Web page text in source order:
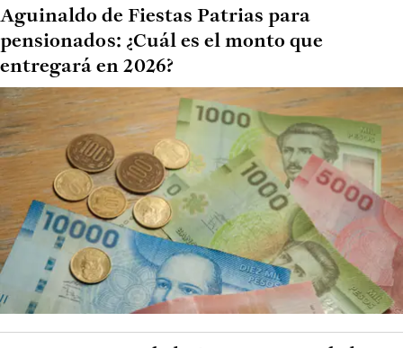
Aguinaldo de Fiestas Patrias para
pensionados: ¿Cuál es el monto que
entregará en 2026?